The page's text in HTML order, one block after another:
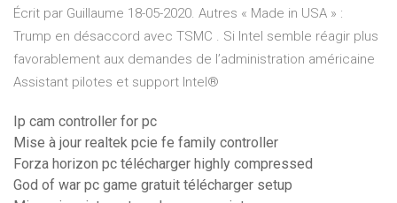
Écrit par Guillaume 18-05-2020. Autres « Made in USA » :
Trump en désaccord avec TSMC . Si Intel semble réagir plus
favorablement aux demandes de l’administration américaine
Assistant pilotes et support Intel®
Ip cam controller for pc
Mise à jour realtek pcie fe family controller
Forza horizon pc télécharger highly compressed
God of war pc game gratuit télécharger setup